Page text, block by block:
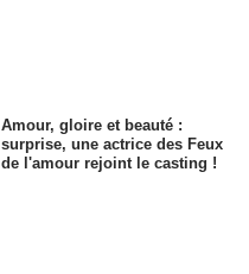
Amour, gloire et beauté :
surprise, une actrice des Feux
de l'amour rejoint le casting !